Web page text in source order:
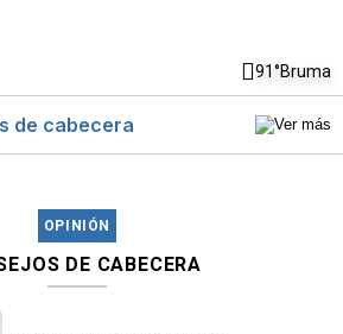
91°Bruma
de cabecera
OPINIÓN
DE CABECERA